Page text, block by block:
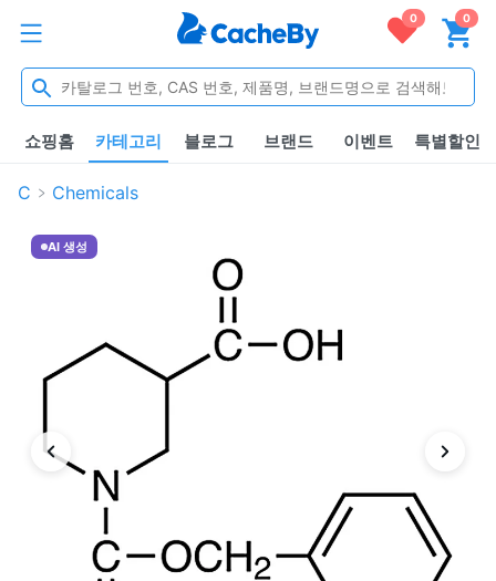
0 0
쇼핑홈 카테고리 블로그 브랜드 이벤트 특별할인
C Chemicals
AI 생성